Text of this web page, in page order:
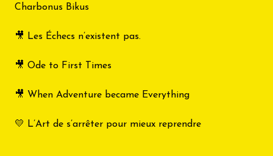
Charbonus Bikus
🎥 Les Échecs n’existent pas.
🎥 Ode to First Times
🎥 When Adventure became Everything
💛 L’Art de s’arrêter pour mieux reprendre